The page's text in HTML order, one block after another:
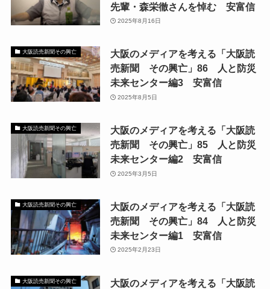
先輩・森栄徹さんを悼む 安富信
2025年8月16日
大阪読売新聞その興亡
大阪のメディアを考える「大阪読
売新聞 その興亡」86 人と防災
未来センター編3 安富信
2025年8月5日
大阪読売新聞その興亡
大阪のメディアを考える「大阪読
売新聞 その興亡」85 人と防災
未来センター編2 安富信
2025年3月5日
大阪読売新聞その興亡
大阪のメディアを考える「大阪読
売新聞 その興亡」84 人と防災
未来センター編1 安富信
2025年2月23日
大阪読売新聞その興亡
大阪のメディアを考える「大阪読